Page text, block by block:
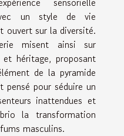
un style de vie
ouvert sur la diversité.
misent ainsi sur
héritage, proposant
de la pyramide
pensé pour séduire un
inattendues et
la transformation
masculins.